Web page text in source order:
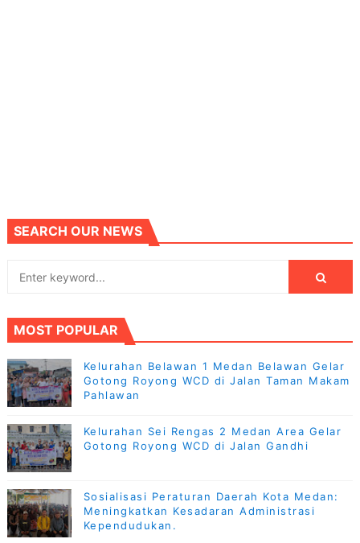
SEARCH OUR NEWS
MOST POPULAR
Kelurahan Belawan 1 Medan Belawan Gelar
Gotong Royong WCD di Jalan Taman Makam
Pahlawan
Kelurahan Sei Rengas 2 Medan Area Gelar
Gotong Royong WCD di Jalan Gandhi
Sosialisasi Peraturan Daerah Kota Medan:
Meningkatkan Kesadaran Administrasi
Kependudukan.